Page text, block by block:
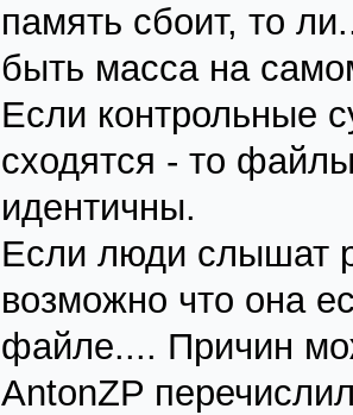
память сбоит, то
быть масса на
Если контрольные
сходятся - то
идентичны.
Если люди слышат
возможно что она
файле.... Причин
AntonZP